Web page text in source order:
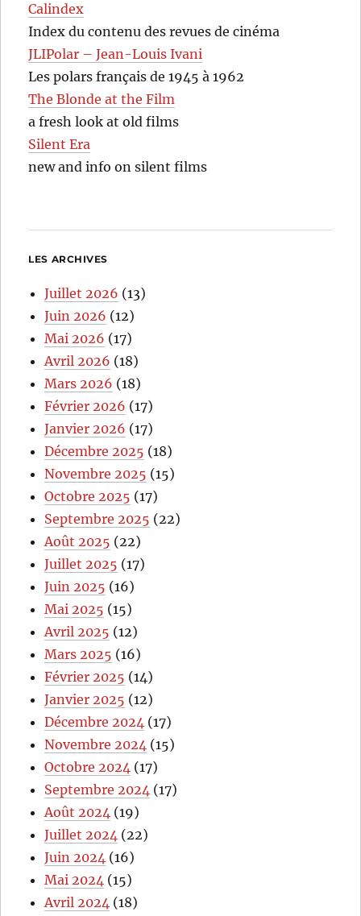
Calindex
Index du contenu des revues de cinéma
JLIPolar – Jean-Louis Ivani
Les polars français de 1945 à 1962
The Blonde at the Film
a fresh look at old films
Silent Era
new and info on silent films
LES ARCHIVES
Juillet 2026 (13)
Juin 2026 (12)
Mai 2026 (17)
Avril 2026 (18)
Mars 2026 (18)
Février 2026 (17)
Janvier 2026 (17)
Décembre 2025 (18)
Novembre 2025 (15)
Octobre 2025 (17)
Septembre 2025 (22)
Août 2025 (22)
Juillet 2025 (17)
Juin 2025 (16)
Mai 2025 (15)
Avril 2025 (12)
Mars 2025 (16)
Février 2025 (14)
Janvier 2025 (12)
Décembre 2024 (17)
Novembre 2024 (15)
Octobre 2024 (17)
Septembre 2024 (17)
Août 2024 (19)
Juillet 2024 (22)
Juin 2024 (16)
Mai 2024 (15)
Avril 2024 (18)